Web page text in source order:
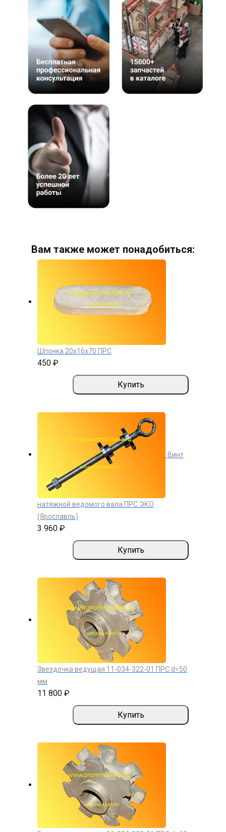
Вам также может понадобиться:
Шпонка 20х16х70 ПРС
450 ₽
Купить
Винт
натяжной ведомого вала ПРС ЭКО
(Ярославль)
3 960 ₽
Купить
Звездочка ведущая 11-034-322-01 ПРС d=50
мм
11 800 ₽
Купить